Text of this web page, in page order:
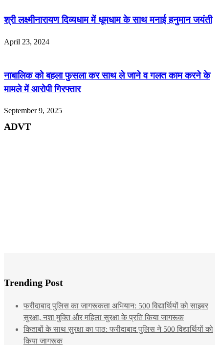
श्री लक्ष्मीनारायण दिव्यधाम में धूमधाम के साथ मनाई हनुमान जयंती
April 23, 2024
नाबालिक को बहला फुसला कर साथ ले जाने व गलत काम करने के
मामले में आरोपी गिरफ्तार
September 9, 2025
ADVT
Trending Post
फरीदाबाद पुलिस का जागरूकता अभियान: 500 विद्यार्थियों को साइबर
सुरक्षा, नशा मुक्ति और महिला सुरक्षा के प्रति किया जागरूक
किताबों के साथ सुरक्षा का पाठ: फरीदाबाद पुलिस ने 500 विद्यार्थियों को
किया जागरूक